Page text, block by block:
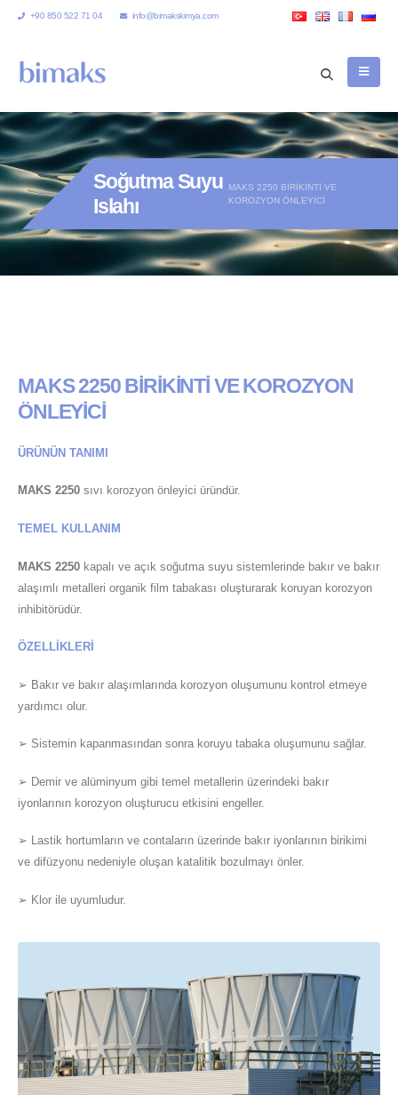
+90 850 522 71 04 info@bimakskimya.com
Soğutma Suyu
Islahı
MAKS 2250 BİRİKİNTİ VE
KOROZYON ÖNLEYİCİ
MAKS 2250 BİRİKİNTİ VE KOROZYON
ÖNLEYİCİ
ÜRÜNÜN TANIMI
MAKS 2250 sıvı korozyon önleyici üründür.
TEMEL KULLANIM
MAKS 2250 kapalı ve açık soğutma suyu sistemlerinde bakır ve bakır
alaşımlı metalleri organik film tabakası oluşturarak koruyan korozyon
inhibitörüdür.
ÖZELLİKLERİ
➢ Bakır ve bakır alaşımlarında korozyon oluşumunu kontrol etmeye
yardımcı olur.
➢ Sistemin kapanmasından sonra koruyu tabaka oluşumunu sağlar.
➢ Demir ve alüminyum gibi temel metallerin üzerindeki bakır
iyonlarının korozyon oluşturucu etkisini engeller.
➢ Lastik hortumların ve contaların üzerinde bakır iyonlarının birikimi
ve difüzyonu nedeniyle oluşan katalitik bozulmayı önler.
➢ Klor ile uyumludur.